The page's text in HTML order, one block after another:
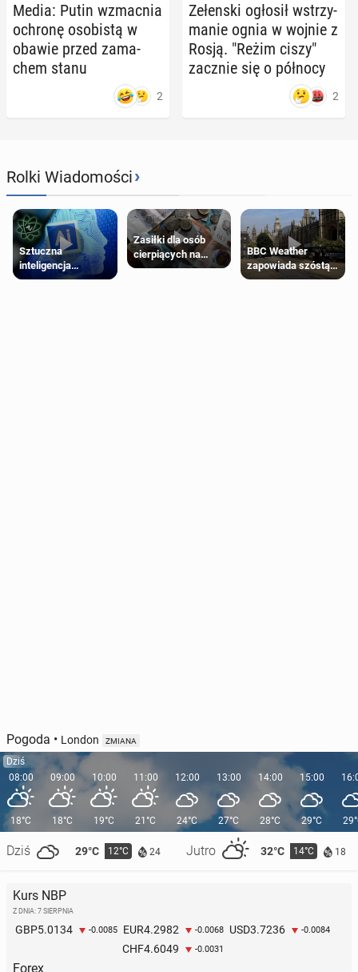
Media: Putin wzmac­nia
ochronę oso­bi­stą w
obawie przed za­ma­
chem stanu
2
Ze­łen­ski ogłosił wstrzy­
ma­nie ognia w wojnie z
Rosją. "Reżim ciszy"
zacznie się o północy
2
Rolki Wiadomości›
Sztuczna
inteligencja
próbowała oszukać
Zasiłki dla osób
cierpiących na
schorzenia
BBC Weather
zapowiada szóstą
falę upałów w
Pogoda • London ZMIANA
Dziś
08:00
18°C
Dziś 29°C 12°C 24 Jutro 32°C 14°C 18
09:00
18°C
10:00
19°C
11:00
21°C
12:00
24°C
13:00
27°C
14:00
28°C
15:00
29°C
Kurs NBP
Z DNIA: 7 SIERPNIA
GBP5.0134 -0.0085 EUR4.2982 -0.0068 USD3.7236 -0.0084
CHF4.6049 -0.0031
Forex